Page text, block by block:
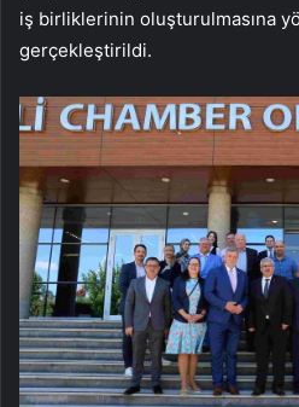
iş birliklerinin oluşturulmasına
gerçekleştirildi.